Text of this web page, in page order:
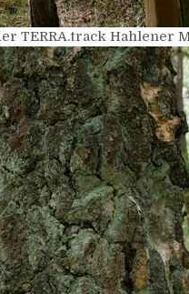
TERRA.track Hahlener